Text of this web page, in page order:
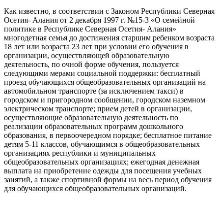
Как известно, в соответствии с Законом Республики Северная
Осетия- Алания от 2 декабря 1997 г. №15-3 «О семейной
политике в Республике Северная Осетия- Алания»
многодетная семья до достижения старшим ребенком возраста
18 лет или возраста 23 лет при условии его обучения в
организации, осуществляющей образовательную
деятельность, по очной форме обучения, пользуется
следующими мерами социальной поддержки: бесплатный
проезд обучающихся общеобразовательных организаций на
автомобильном транспорте (за исключением такси) в
городском и пригородном сообщении, городском наземном
электрическом транспорте; прием детей в организации,
осуществляющие образовательную деятельность по
реализации образовательных программ дошкольного
образования, в первоочередном порядке; бесплатное питание
детям 5-11 классов, обучающимся в общеобразовательных
организациях республики и муниципальных
общеобразовательных организациях; ежегодная денежная
выплата на приобретение одежды для посещения учебных
занятий, а также спортивной формы на весь период обучения
для обучающихся общеобразовательных организаций.